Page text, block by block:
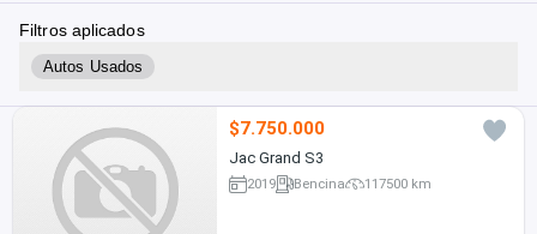
Filtros aplicados
Autos Usados
$7.750.000
Jac Grand S3
2019 Bencina 117500 km